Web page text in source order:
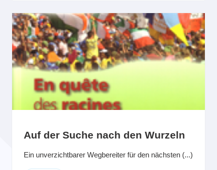
Auf der Suche nach den Wurzeln
Ein unverzichtbarer Wegbereiter für den nächsten (...)